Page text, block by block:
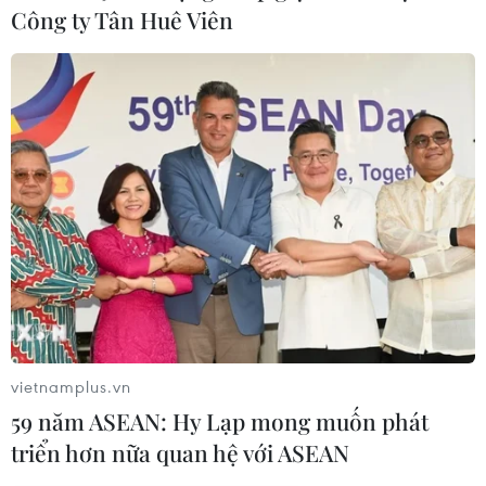
Tiến "Bịp" hầu tòa trong vụ
án tổ chức sử dụng trái phép chất ma
túy
07/08/2026 04:40
Khởi tố đối tượng giả danh Công an,
lừa đảo "chạy án" tại Đắk Lắk
06/08/2026 15:07
Cảnh sát khám xét nơi ở của Huấn
06/08/2026 15:04
Công ty Tân Huê Viên
vietnamplus.vn
59 năm ASEAN: Hy Lạp mong muốn phát
triển hơn nữa quan hệ với ASEAN